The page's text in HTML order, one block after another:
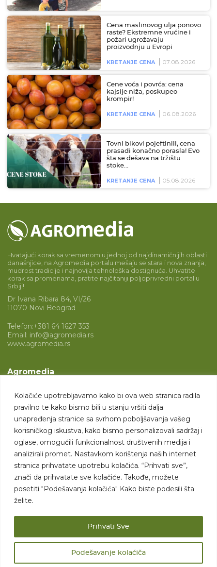
Kolačiće upotrebljavamo kako bi ova web stranica radila
pravilno te kako bismo bili u stanju vršiti dalja
unapređenja stranice sa svrhom poboljšavanja vašeg
korisničkog iskustva, kako bismo personalizovali sadržaj i
oglase, omogućili funkcionalnost društvenih medija i
analizirali promet. Nastavkom korištenja naših internet
stranica prihvatate upotrebu kolačića. “Prihvati sve”,
znači da prihvatate sve kolačiće. Takođe, možete
posetiti "Podešavanja kolačića" Kako biste podesili šta
želite.
Podešavanje kolaćiča
Prihvati Sve
Cena maslinovog ulja ponovo
raste? Ekstremne vrućine i
požari ugrožavaju
proizvodnju u Evropi
KRETANJE CENA 07.08.2026
Cene voća i povrća: cena
kajsije niža, poskupeo
krompir!
KRETANJE CENA 06.08.2026
Tovni bikovi pojeftinili, cena
prasadi konačno porasla! Evo
šta se dešava na tržištu
stoke…
KRETANJE CENA 05.08.2026
Hvatajući korak sa vremenom u jednoj od najdinamičnijih oblasti
današnjice, na Agromedia portalu mešaju se stara i nova znanja,
mudrost tradicije i najnovija tehnološka dostignuća. Uhvatite
korak sa promenama, pratite najčitaniji poljoprivredni portal u
Srbiji!
Dr Ivana Ribara 84, VI/26
11070 Novi Beograd
Telefon:+381 64 1627 353
Email: info@agromedia.rs
www.agromedia.rs
Agromedia
Svet poljoprivrede
Marketing usluge
Tražimo saradnike
Kontakt
Kontakt
Sva prava zadržana. 2007 - 2026. © Agromedia d.o.o.
Uslovi korišćenja
Politika privatnosti Uslovi korišćenja i kupovine